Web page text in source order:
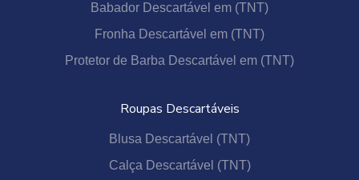
Babador Descartável em (TNT)
Fronha Descartável em (TNT)
Protetor de Barba Descartável em (TNT)
Roupas Descartáveis
Blusa Descartável (TNT)
Calça Descartável (TNT)